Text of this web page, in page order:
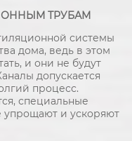
ТРУБАМ
системы
дома, ведь в этом
и они не будут
допускается
процесс.
специальные
упрощают и ускоряют